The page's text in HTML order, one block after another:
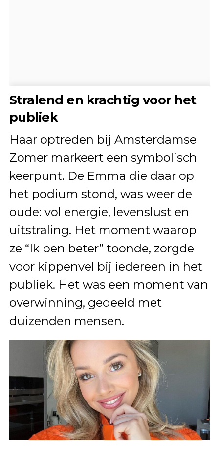
Stralend en krachtig voor het
publiek
Haar optreden bij Amsterdamse
Zomer markeert een symbolisch
keerpunt. De Emma die daar op
het podium stond, was weer de
oude: vol energie, levenslust en
uitstraling. Het moment waarop
ze “Ik ben beter” toonde, zorgde
voor kippenvel bij iedereen in het
publiek. Het was een moment van
overwinning, gedeeld met
duizenden mensen.